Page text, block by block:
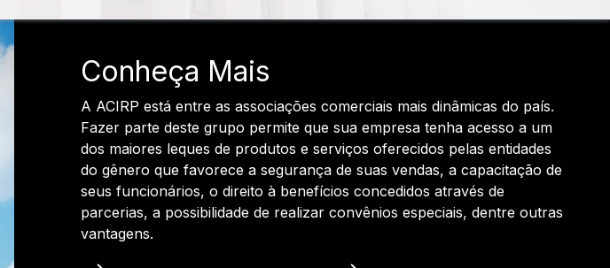
Conheça Mais
A ACIRP está entre as associações comerciais mais dinâmicas do país.
Fazer parte deste grupo permite que sua empresa tenha acesso a um
dos maiores leques de produtos e serviços oferecidos pelas entidades
do gênero que favorece a segurança de suas vendas, a capacitação de
seus funcionários, o direito à benefícios concedidos através de
parcerias, a possibilidade de realizar convênios especiais, dentre outras
vantagens.